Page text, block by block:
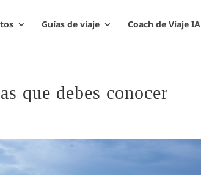
Guías de viaje Coach de Viaje IA
que debes conocer